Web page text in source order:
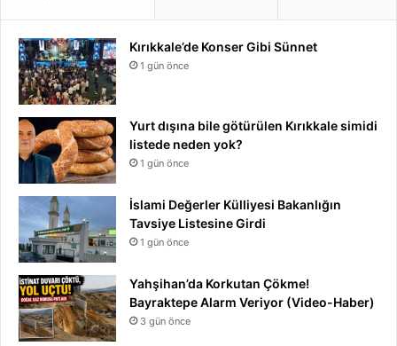
Kırıkkale’de Konser Gibi Sünnet
1 gün önce
Yurt dışına bile götürülen Kırıkkale simidi
listede neden yok?
1 gün önce
İslami Değerler Külliyesi Bakanlığın
Tavsiye Listesine Girdi
1 gün önce
Yahşihan’da Korkutan Çökme!
Bayraktepe Alarm Veriyor (Video-Haber)
3 gün önce